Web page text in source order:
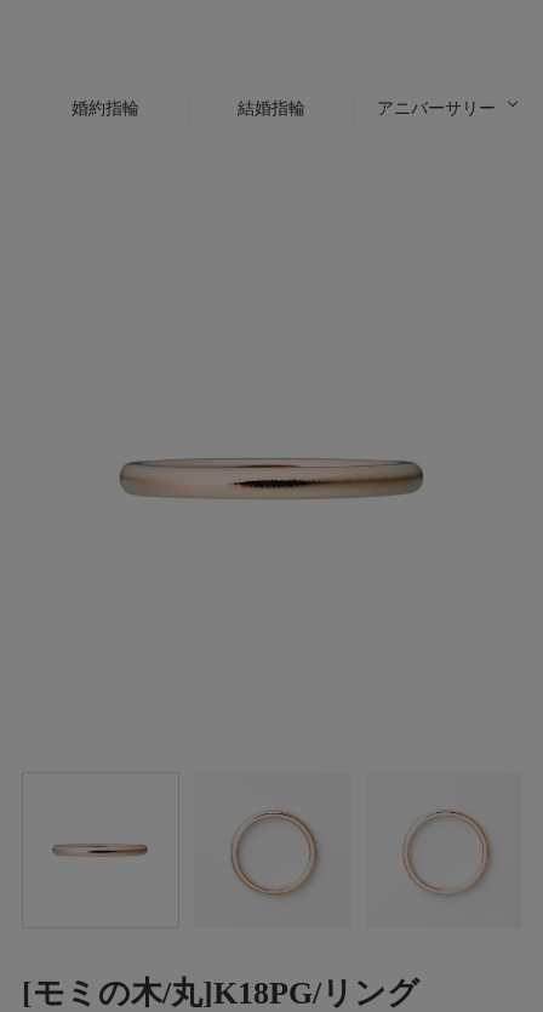
婚約指輪 結婚指輪 アニバーサリー
[モミの木/丸]K18PG/リング